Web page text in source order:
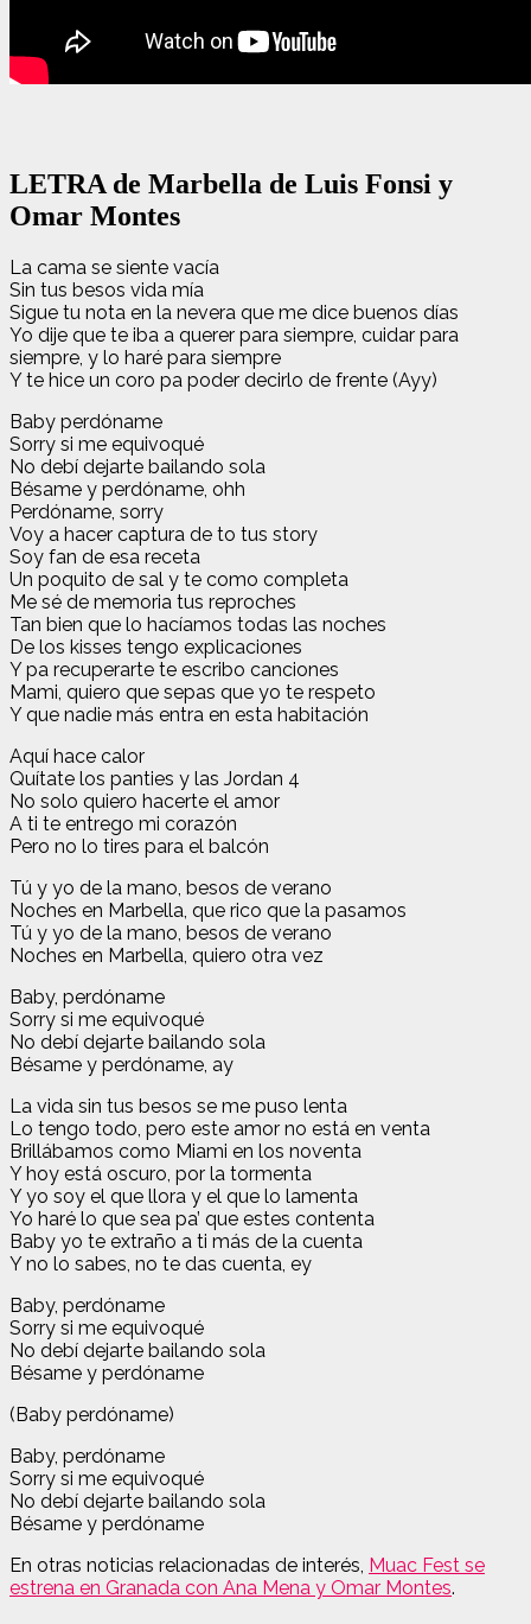
LETRA de Marbella de Luis Fonsi y
Omar Montes
La cama se siente vacía
Sin tus besos vida mía
Sigue tu nota en la nevera que me dice buenos días
Yo dije que te iba a querer para siempre, cuidar para
siempre, y lo haré para siempre
Y te hice un coro pa poder decirlo de frente (Ayy)
Baby perdóname
Sorry si me equivoqué
No debí dejarte bailando sola
Bésame y perdóname, ohh
Perdóname, sorry
Voy a hacer captura de to tus story
Soy fan de esa receta
Un poquito de sal y te como completa
Me sé de memoria tus reproches
Tan bien que lo hacíamos todas las noches
De los kisses tengo explicaciones
Y pa recuperarte te escribo canciones
Mami, quiero que sepas que yo te respeto
Y que nadie más entra en esta habitación
Aquí hace calor
Quítate los panties y las Jordan 4
No solo quiero hacerte el amor
A ti te entrego mi corazón
Pero no lo tires para el balcón
Tú y yo de la mano, besos de verano
Noches en Marbella, que rico que la pasamos
Tú y yo de la mano, besos de verano
Noches en Marbella, quiero otra vez
Baby, perdóname
Sorry si me equivoqué
No debí dejarte bailando sola
Bésame y perdóname, ay
La vida sin tus besos se me puso lenta
Lo tengo todo, pero este amor no está en venta
Brillábamos como Miami en los noventa
Y hoy está oscuro, por la tormenta
Y yo soy el que llora y el que lo lamenta
Yo haré lo que sea pa’ que estes contenta
Baby yo te extraño a ti más de la cuenta
Y no lo sabes, no te das cuenta, ey
Baby, perdóname
Sorry si me equivoqué
No debí dejarte bailando sola
Bésame y perdóname
(Baby perdóname)
Baby, perdóname
Sorry si me equivoqué
No debí dejarte bailando sola
Bésame y perdóname
En otras noticias relacionadas de interés, Muac Fest se
estrena en Granada con Ana Mena y Omar Montes.